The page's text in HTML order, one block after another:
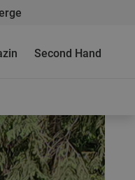
Second Hand